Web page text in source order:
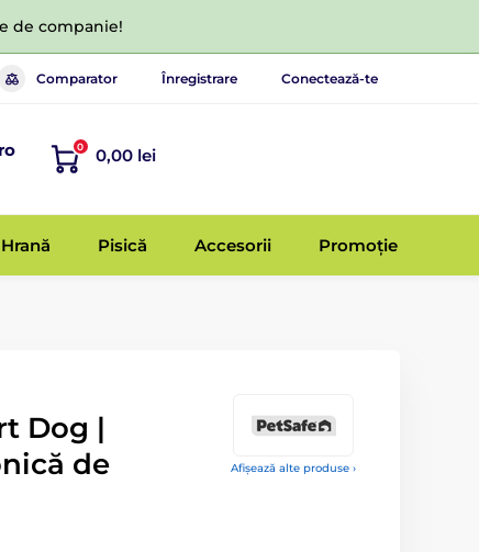
de companie!
Comparator Înregistrare Conectează-te
0 0,00 lei
Hrană Pisică Accesorii Promoție
Afișează alte produse ›
Dog |
de